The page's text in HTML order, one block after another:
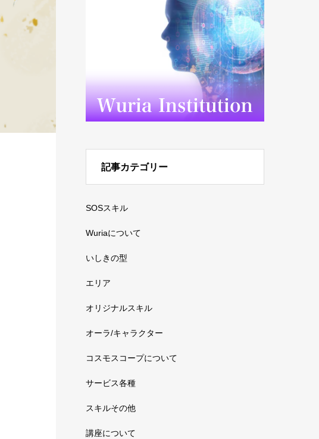
記事カテゴリー
SOSスキル
Wuriaについて
いしきの型
エリア
オリジナルスキル
オーラ/キャラクター
コスモスコープについて
サービス各種
スキルその他
講座について